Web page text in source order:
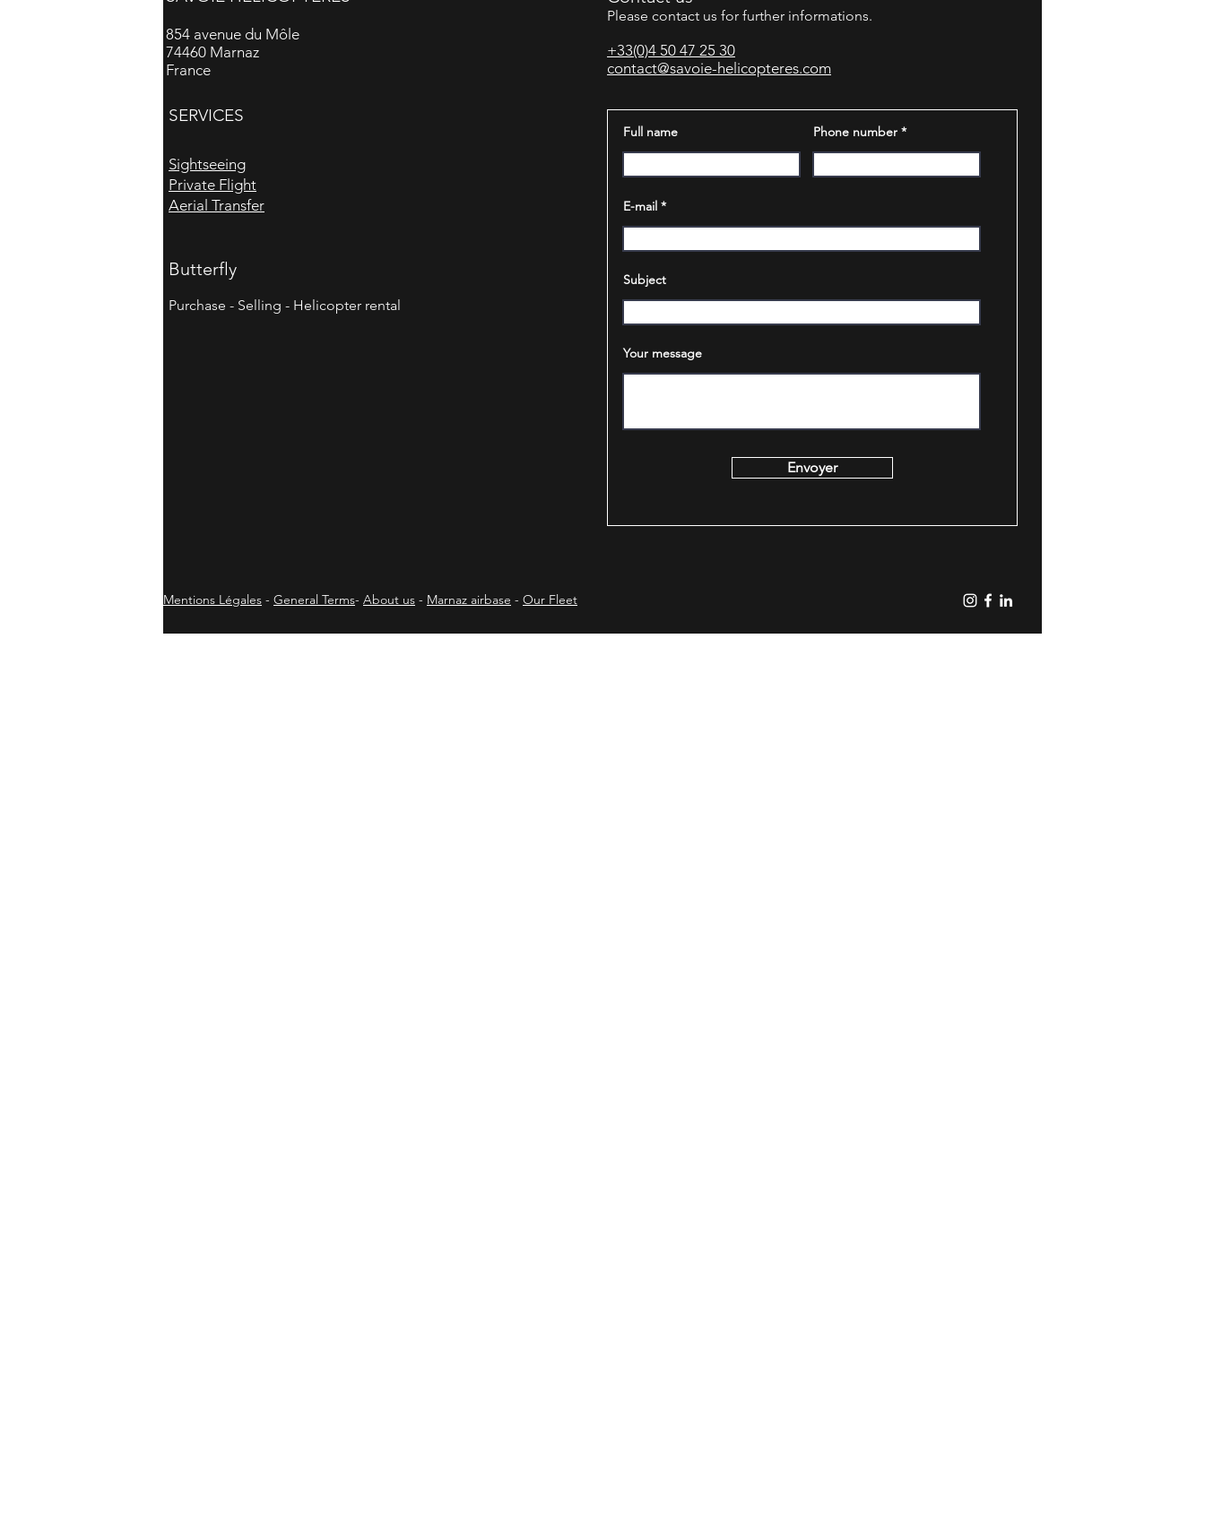
854 avenue du Môle
74460 Marnaz
France
SERVICES
Sightseeing
Private Flight
Aerial Transfer
Butterfly
Purchase - Selling - Helicopter rental
Please contact us for further informations.
+33(0)4 50 47 25 30
contact@savoie-helicopteres.com
Full name Phone number
E-mail
Subject
Your message
Envoyer
Mentions Légales - General Terms- About us - Marnaz airbase - Our Fleet